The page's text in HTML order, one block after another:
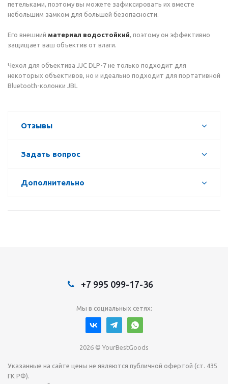
петельками, поэтому вы можете зафиксировать их вместе
небольшим замком для большей безопасности.
Его внешний материал водостойкий, поэтому он эффективно
защищает ваш объектив от влаги.
Чехол для объектива JJC DLP-7 не только подходит для
некоторых объективов, но и идеально подходит для портативной
Bluetooth-колонки JBL
Отзывы
Задать вопрос
Дополнительно
+7 995 099-17-36
Мы в социальных сетях:
2026 © YourBestGoods
Указанные на сайте цены не являются публичной офертой (ст. 435
ГК РФ).